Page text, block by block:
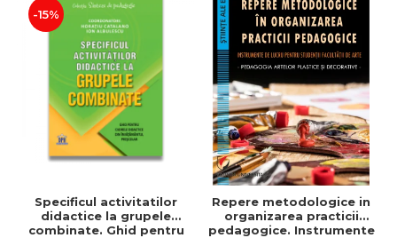
-15%
Specificul activitatilor
didactice la grupele
combinate. Ghid pentru
Repere metodologice in
organizarea practicii
pedagogice. Instrumente